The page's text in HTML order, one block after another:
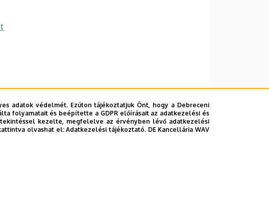
adatok védelmét. Ezúton tájékoztatjuk Önt, hogy a Debreceni
folyamatait és beépítette a GDPR előírásait az adatkezelési és
kezelte, megfelelve az érvényben lévő adatkezelési
olvashat el:Adatkezelési tájékoztató. DE Kancellária WAV